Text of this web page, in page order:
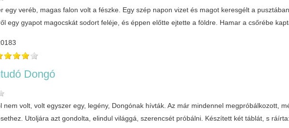
egy veréb, magas falon volt a fészke. Egy szép napon vizet és magot keresgélt a
egy gyapot magocskát sodort feléje, és éppen előtte ejtette a földre. Hamar a csőrébe
Dongó
nem volt, volt egyszer egy, legény, Dongónak hívták. Az már mindennel megpróbálkozott,
Utoljára azt gondolta, elindul világgá, szerencsét próbálni. Készített két táblát, s